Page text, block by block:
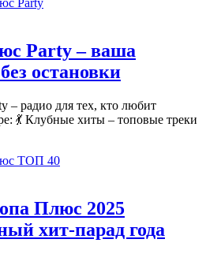
Party – ваша
остановки
– радио для тех, кто любит
💃 Клубные хиты – топовые треки
Плюс 2025
хит-парад года